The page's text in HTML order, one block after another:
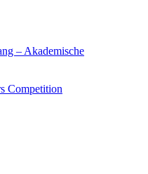
– Akademische
Competition